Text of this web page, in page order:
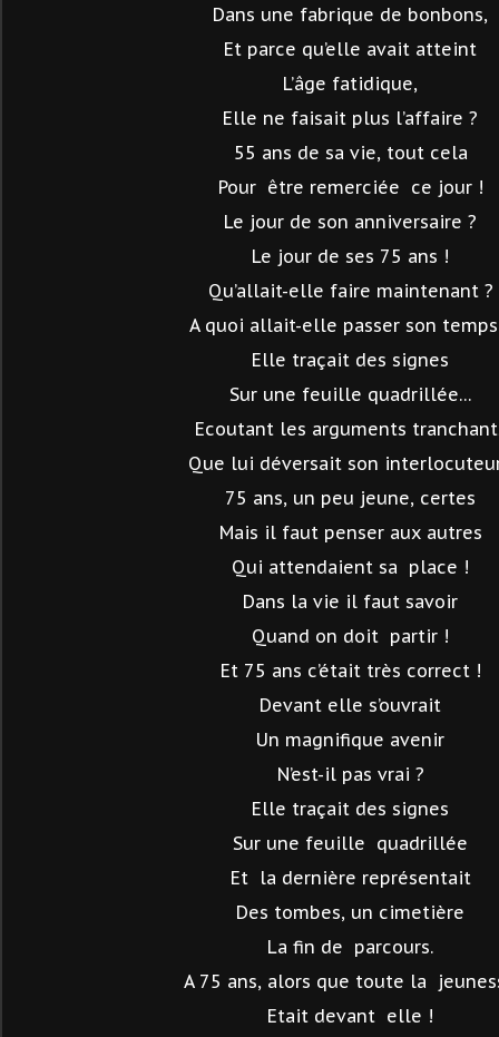
Dans une fabrique de bonbons,
Et parce qu’elle avait atteint
L’âge fatidique,
Elle ne faisait plus l’affaire ?
55 ans de sa vie, tout cela
Pour être remerciée ce jour !
Le jour de son anniversaire ?
Le jour de ses 75 ans !
Qu’allait-elle faire maintenant ?
A quoi allait-elle passer son
Elle traçait des signes
Sur une feuille quadrillée…
Ecoutant les arguments
Que lui déversait son
75 ans, un peu jeune, certes
Mais il faut penser aux autres
Qui attendaient sa place !
Dans la vie il faut savoir
Quand on doit partir !
Et 75 ans c’était très correct !
Devant elle s’ouvrait
Un magnifique avenir
N’est-il pas vrai ?
Elle traçait des signes
Sur une feuille quadrillée
Et la dernière représentait
Des tombes, un cimetière
La fin de parcours.
A 75 ans, alors que toute la
Etait devant elle !